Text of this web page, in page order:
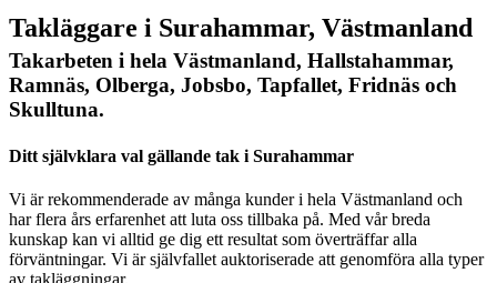
Takläggare i Surahammar, Västmanland
Takarbeten i hela Västmanland, Hallstahammar,
Ramnäs, Olberga, Jobsbo, Tapfallet, Fridnäs och
Skulltuna.
Ditt självklara val gällande tak i Surahammar
Vi är rekommenderade av många kunder i hela Västmanland och
har flera års erfarenhet att luta oss tillbaka på. Med vår breda
kunskap kan vi alltid ge dig ett resultat som överträffar alla
förväntningar. Vi är självfallet auktoriserade att genomföra alla typer
av takläggningar.